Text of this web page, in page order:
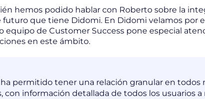
hemos podido hablar con Roberto sobre la
futuro que tiene Didomi. En Didomi velamos por
equipo de Customer Success pone especial
en este ámbito.
permitido tener una relación granular en todos
con información detallada de todos los usuarios